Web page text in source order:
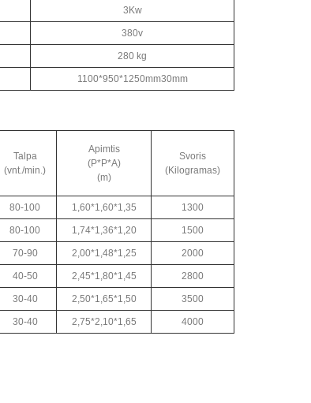
3Kw
380v
280 kg
1100*950*1250mm30mm
Talpa
(vnt./min.)
Apimtis
(P*P*A)
(m)
Svoris
(Kilogramas)
80-100 1,60*1,60*1,35 1300
80-100 1,74*1,36*1,20 1500
70-90 2,00*1,48*1,25 2000
40-50 2,45*1,80*1,45 2800
30-40 2,50*1,65*1,50 3500
30-40 2,75*2,10*1,65 4000